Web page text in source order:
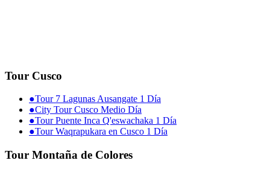
Tour Cusco
●Tour 7 Lagunas Ausangate 1 Día
●City Tour Cusco Medio Día
●Tour Puente Inca Q'eswachaka 1 Día
●Tour Waqrapukara en Cusco 1 Día
Tour Montaña de Colores